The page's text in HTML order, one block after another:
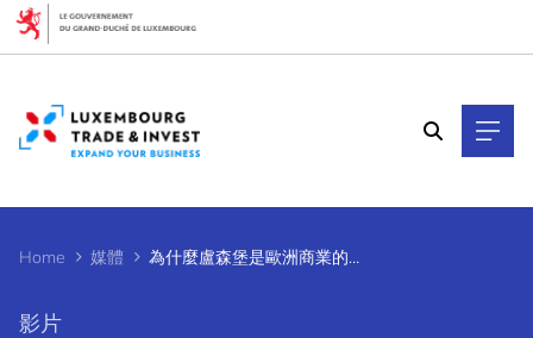
Home 媒體 為什麼盧森堡是歐洲商業的理想跳板
影片
Cookies management panel